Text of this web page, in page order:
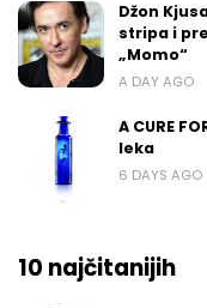
Džon
stripa i
„Momo“
A DAY AGO
A CURE
leka
6 DAYS AGO
10 najčitanijih